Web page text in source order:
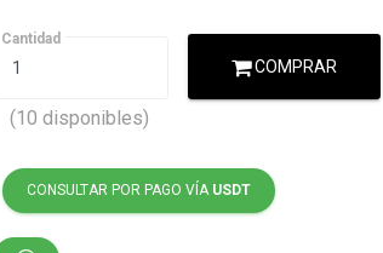
Cantidad
(10 disponibles)
COMPRAR
CONSULTAR POR PAGO VÍA USDT